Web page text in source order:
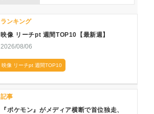
ランキング
映像 リーチpt 週間TOP10【最新週】
2026/08/06
映像 リーチpt 週間TOP10
記事
『ポケモン』がメディア横断で首位独走、